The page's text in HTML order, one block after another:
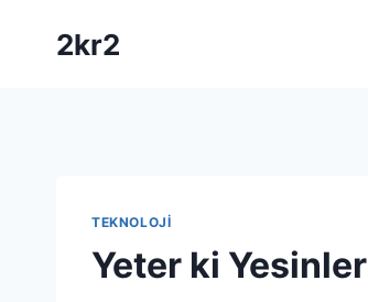
2kr2
TEKNOLOJI
Yeter ki Yesinler